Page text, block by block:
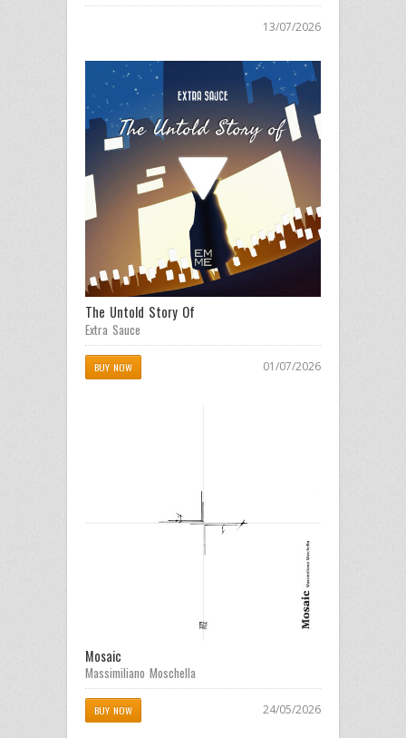
13/07/2026
The Untold Story Of
Extra Sauce
BUY NOW 01/07/2026
Mosaic
Massimiliano Moschella
BUY NOW 24/05/2026